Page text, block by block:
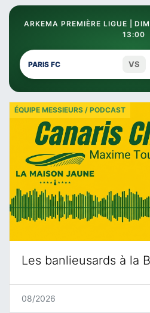
ARKEMA PREMIÈRE LIGUE |
13:00
PARIS FC VS
Les banlieusards à la
ÉQUIPE MESSIEURS / PODCAST
08/2026